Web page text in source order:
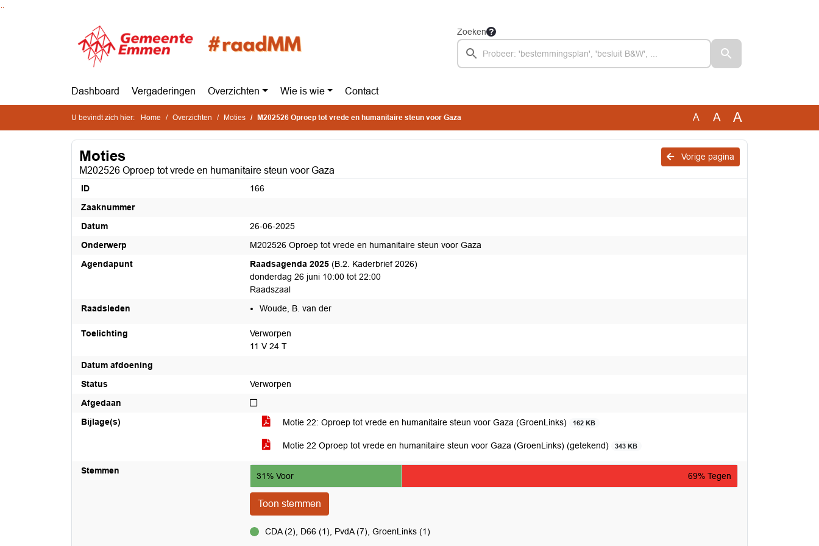
Zoeken
Dashboard Vergaderingen Overzichten Wie is wie Contact
U bevindt zich hier: Home Overzichten Moties M202526 Oproep tot vrede en humanitaire steun voor Gaza A A A
Vorige pagina
Moties
M202526 Oproep tot vrede en humanitaire steun voor Gaza
ID
166
Zaaknummer
Datum
26-06-2025
Onderwerp
M202526 Oproep tot vrede en humanitaire steun voor Gaza
Agendapunt
Raadsagenda 2025 (B.2. Kaderbrief 2026)
donderdag 26 juni 10:00 tot 22:00
Raadszaal
Raadsleden
Woude, B. van der
Toelichting
Verworpen
11 V 24 T
Datum afdoening
Status
Verworpen
Afgedaan
Niet afgedaan
Bijlage(s)
Motie 22: Oproep tot vrede en humanitaire steun voor Gaza (GroenLinks) 162 KB
Motie 22 Oproep tot vrede en humanitaire steun voor Gaza (GroenLinks) (getekend) 343 KB
Stemmen
31% Voor 69% Tegen
Toon stemmen
CDA (2), D66 (1), PvdA (7), GroenLinks (1)